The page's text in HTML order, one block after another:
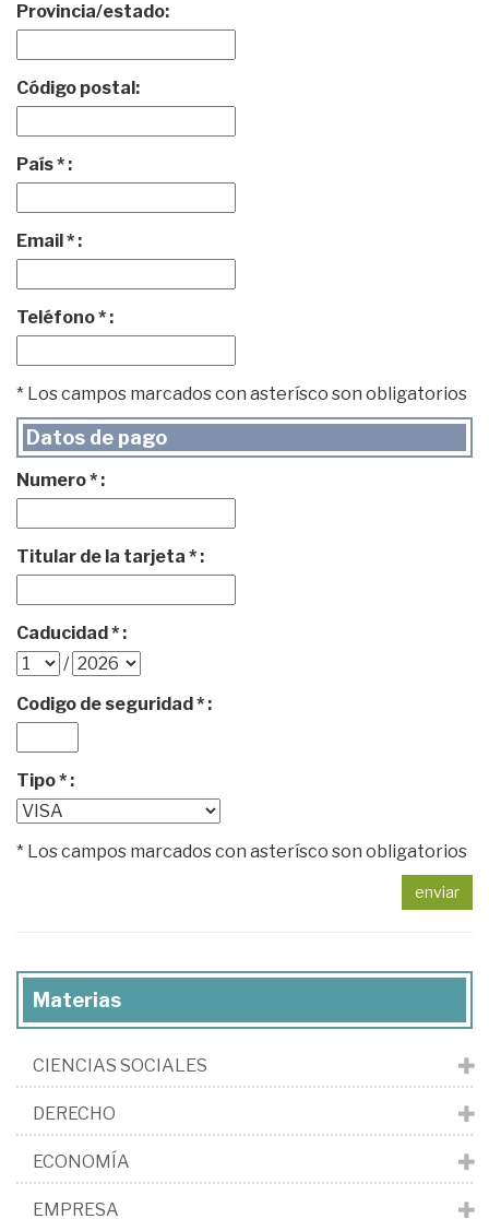
Provincia/estado:
Código postal:
País * :
Email * :
Teléfono * :
* Los campos marcados con asterísco son obligatorios
Datos de pago
Numero * :
Titular de la tarjeta * :
Caducidad * :
/
Codigo de seguridad * :
Tipo * :
* Los campos marcados con asterísco son obligatorios
enviar
Materias
CIENCIAS SOCIALES
DERECHO
ECONOMÍA
EMPRESA